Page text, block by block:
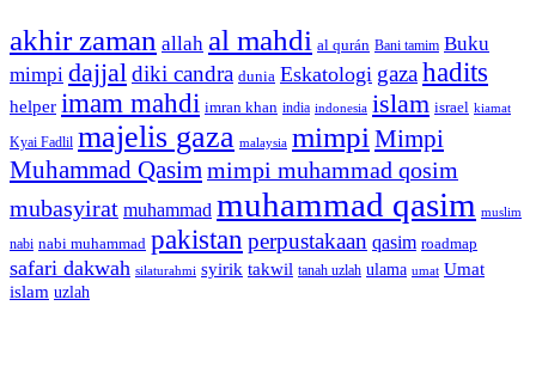
akhir zaman allah al mahdi al qurán Bani tamim Buku
mimpi dajjal diki candra dunia Eskatologi gazahadits
helper imam mahdi imran khan india indonesia islam israel kiamat
Kyai Fadlil majelis gaza malaysia mimpi Mimpi
Muhammad Qasim mimpi muhammad qosim
mubasyirat muhammad muhammad qasim muslim
nabi nabi muhammad pakistan perpustakaan qasim roadmap
safari dakwah silaturahmi syirik takwil tanah uzlah ulama umat Umat
islam uzlah